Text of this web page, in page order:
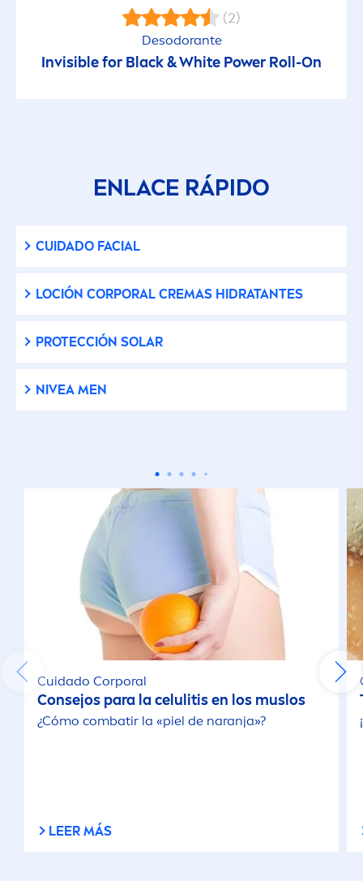
(2)
Desodorante
Invisible for Black&White Power Roll-On
ENLACE RÁPIDO
CUIDADO FACIAL
LOCIÓN CORPORAL CREMAS HIDRATANTES
PROTECCIÓN SOLAR
NIVEA MEN
Cuidado Corporal
Consejos para la celulitis en los muslos
¿Cómo combatir la «piel de naranja»?
LEER MÁS